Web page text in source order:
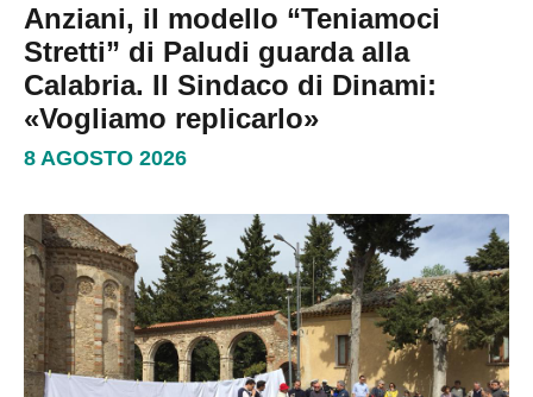
Anziani, il modello “Teniamoci
Stretti” di Paludi guarda alla
Calabria. Il Sindaco di Dinami:
«Vogliamo replicarlo»
8 AGOSTO 2026